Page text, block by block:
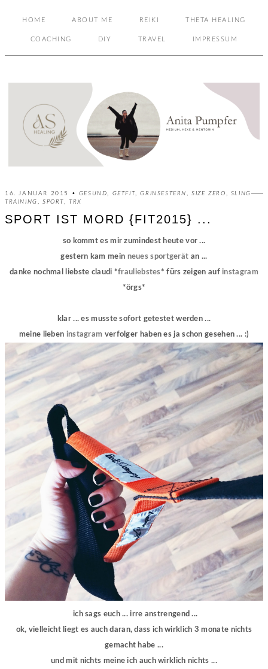
HOME ABOUT ME REIKI THETA HEALING
COACHING DIY TRAVEL IMPRESSUM
16. JANUAR 2015 • GESUND GETFIT ,GRINSESTERN SIZE ZERO
SLING
TRAINING
SPORT ,TRX
SPORT IST MORD {FIT2015} ...
so kommt es mir zumindest heute vor ...
gestern kam mein neues sportgerät an ...
danke nochmal liebste claudi *frauliebstes* fürs zeigen aufinstagram
*örgs*
klar ... es musste sofort getestet werden ...
meine lieben instagram verfolger haben es ja schon gesehen ... :)
ich sags euch ... irre anstrengend ...
ok, vielleicht liegt es auch daran, dass ich wirklich 3 monate nichts
gemacht habe ...
und mit nichts meine ich auch wirklich nichts ...